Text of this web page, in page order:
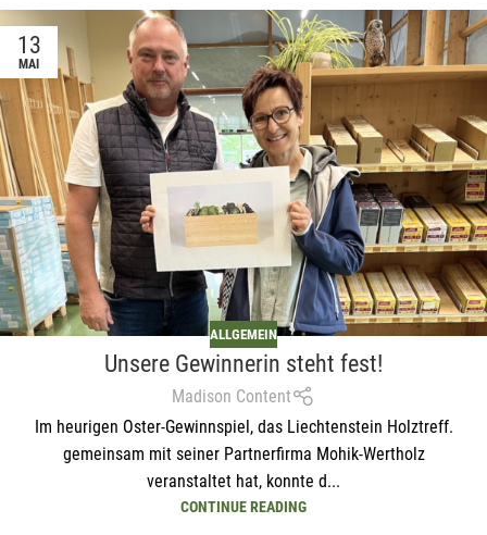
13
MAI
ALLGEMEIN
Unsere Gewinnerin steht fest!
Madison Content
Im heurigen Oster-Gewinnspiel, das Liechtenstein Holztreff.
gemeinsam mit seiner Partnerfirma Mohik-Wertholz
veranstaltet hat, konnte d...
CONTINUE READING